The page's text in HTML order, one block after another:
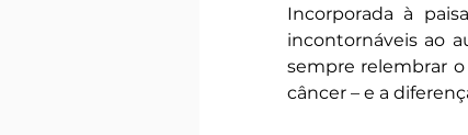
Incorporada à
incontornáveis ao
sempre relembrar
câncer – e a